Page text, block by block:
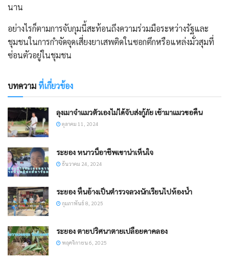
นาน
อย่างไรก็ตามการจับกุมนี้สะท้อนถึงความร่วมมือระหว่างรัฐและ
ชุมชนในการกำจัดจุดเสี่ยงยาเสพติดในซอกตึกหรือแหล่งมั่วสุมที่
ซ่อนตัวอยู่ในชุมชน
บทความที่เกี่ยวข้อง
ลุงเมาจำแมวตัวเองไม่ได้จับส่งกู้ภัย เช้ามาแมวขอคืน
ตุลาคม 11, 2024
ระยอง หนาวนี้อาชีพเขาน่าเห็นใจ
ธันวาคม 24, 2024
ระยอง หื่นอ้างเป็นตำรวจลวงนักเรียนไปห้องน้ำ
กุมภาพันธ์ 8, 2025
ระยอง ตายปริศนาตายเปลือยคาคลอง
พฤศจิกายน 6, 2025